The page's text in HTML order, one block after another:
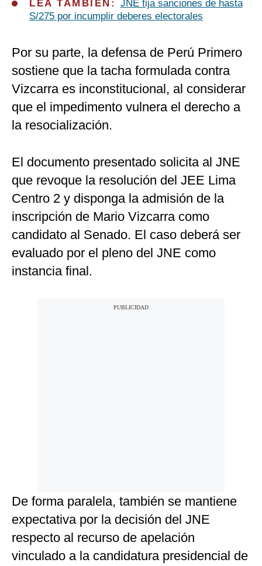
LEA TAMBIÉN: JNE fija sanciones de hasta
S/275 por incumplir deberes electorales
Por su parte, la defensa de Perú Primero
sostiene que la tacha formulada contra
Vizcarra es inconstitucional, al considerar
que el impedimento vulnera el derecho a
la resocialización.
El documento presentado solicita al JNE
que revoque la resolución del JEE Lima
Centro 2 y disponga la admisión de la
inscripción de Mario Vizcarra como
candidato al Senado. El caso deberá ser
evaluado por el pleno del JNE como
instancia final.
De forma paralela, también se mantiene
expectativa por la decisión del JNE
respecto al recurso de apelación
vinculado a la candidatura presidencial de